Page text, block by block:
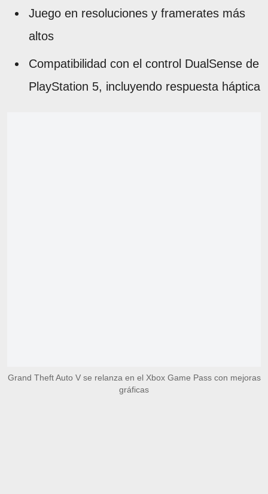
Juego en resoluciones y framerates más
altos
Compatibilidad con el control DualSense de
PlayStation 5, incluyendo respuesta háptica
Grand Theft Auto V se relanza en el Xbox Game Pass con mejoras
gráficas